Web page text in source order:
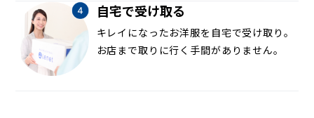
自宅で受け取る
キレイになったお洋服を自宅で受け取り。
お店まで取りに行く手間がありません。